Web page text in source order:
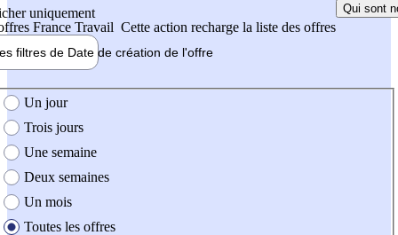
uniquement
France Travail Cette action recharge la liste des offres
Qui sont
filtres de Date de création de l'offre
création de l'offre
Un jour
Trois jours
Une semaine
Deux semaines
Un mois
Toutes les offres